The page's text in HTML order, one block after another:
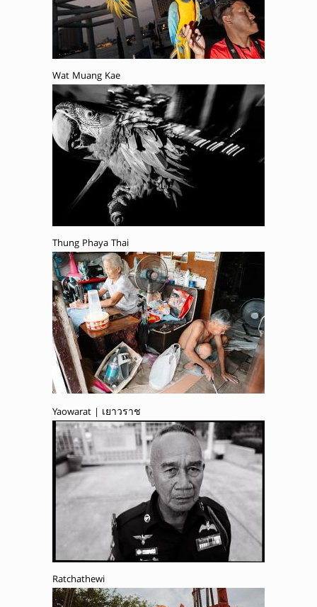
Wat Muang Kae
Thung Phaya Thai
Yaowarat | เยาวราช
Ratchathewi